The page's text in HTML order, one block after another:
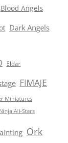
Blood Angels
Dark Angels
Eldar
FIMAJE
Miniatures
Ninja All-Stars
Ork